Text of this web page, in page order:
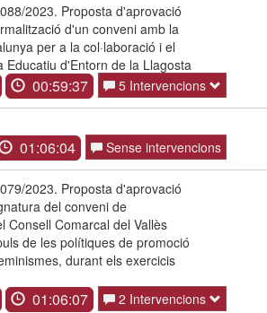
2023. Proposta d'aprovació
d'un conveni amb la
per a la col·laboració i el
Educatiu d'Entorn de la Llagosta
00:59:37 5 Intervencions
01:06:04 Sense intervencions
2023. Proposta d'aprovació
del conveni de
Consell Comarcal del Vallès
de les polítiques de promoció
durant els exercicis
01:06:07 2 Intervencions